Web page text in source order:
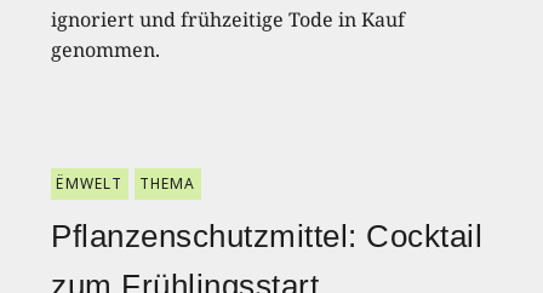
ignoriert und frühzeitige Tode in Kauf
genommen.
ËMWELT THEMA
Pflanzenschutzmittel: Cocktail